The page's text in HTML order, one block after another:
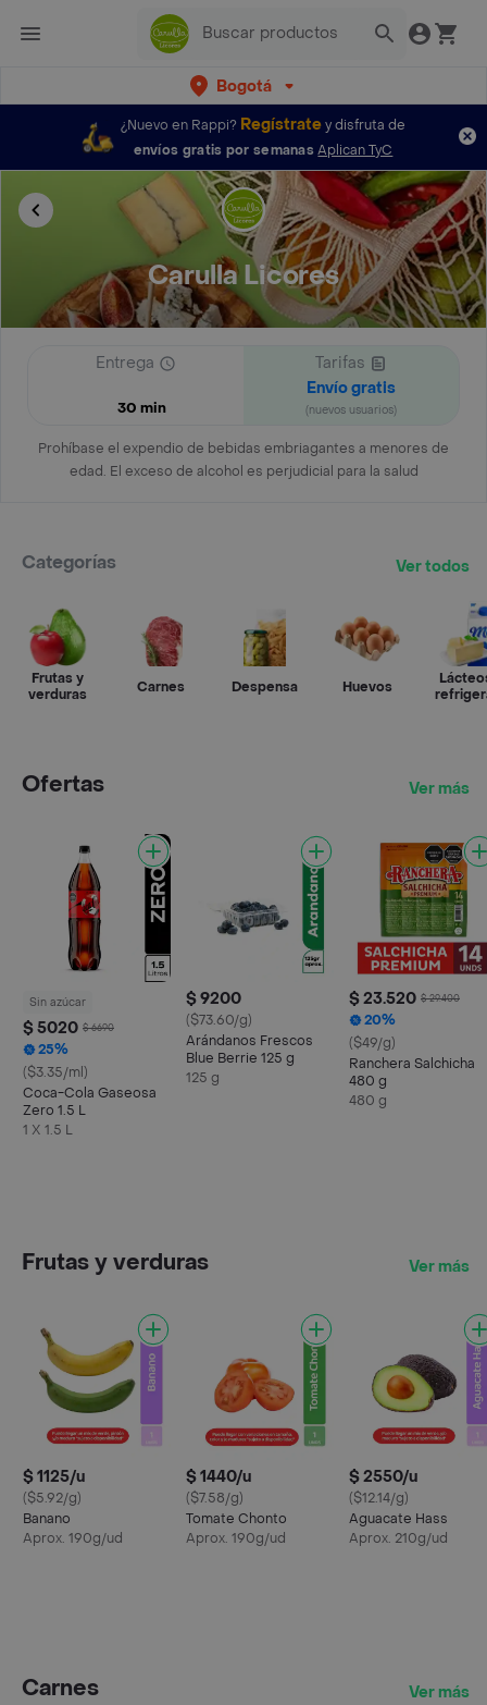
Bogotá
¿Nuevo en Rappi? Regístratey disfruta de
envíos gratis por semanas Aplican TyC
Carulla Licores
Entrega
30 min
Tarifas
Envío gratis
(nuevos usuarios)
Prohíbase el expendio de bebidas embriagantes a menores de
edad. El exceso de alcohol es perjudicial para la salud
Categorías Ver todos
Frutas y
verduras
Carnes Despensa Huevos
Ofertas Ver más
Sin azúcar
$ 5020 $ 6690
25%
($3.35/ml)
Coca-Cola Gaseosa
Zero 1.5 L
1 X 1.5 L
$ 9200
($73.60/g)
Arándanos Frescos
Blue Berrie 125 g
125 g
$ 23.520 $ 29.400
20%
($49/g)
Ranchera Salchicha
480 g
480 g
Frutas y verduras Ver más
$ 1125/u
($5.92/g)
Banano
Aprox. 190g/ud
$ 1440/u
($7.58/g)
Tomate Chonto
Aprox. 190g/ud
$ 2550/u
($12.14/g)
Aguacate Hass
Aprox. 210g/ud
Carnes Ver más